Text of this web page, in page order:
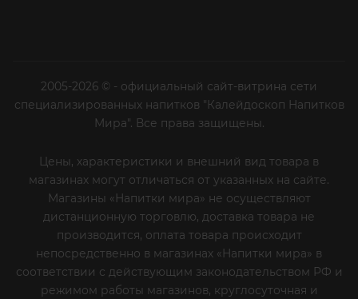
2005-2026 © - официальный сайт-витрина сети
специализированных напитков "Калейдоскоп Напитков
Мира". Все права защищены.
Цены, характеристики и внешний вид товара в
магазинах могут отличаться от указанных на сайте.
Магазины «Напитки мира» не осуществляют
дистанционную торговлю, доставка товара не
производится, оплата товара происходит
непосредственно в магазинах «Напитки мира» в
соответствии с действующим законодательством РФ и
режимом работы магазинов, круглосуточная и